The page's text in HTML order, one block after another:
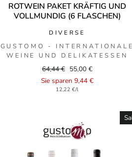
ROTWEIN PAKET KRÄFTIG UND
VOLLMUNDIG (6 FLASCHEN)
DIVERSE
GUSTOMO - INTERNATIONALE
WEINE UND DELIKATESSEN
Regular
price
64,44 € Sale
price
55,00 €
Sie sparen 9,44 €
12,22 €/l